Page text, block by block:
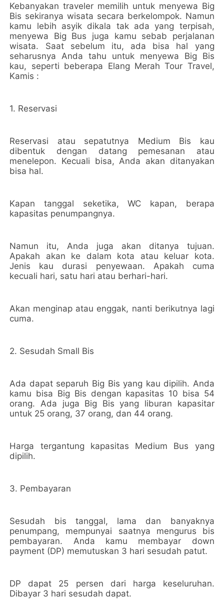
Kebanyakan traveler memilih untuk menyewa Big
Bis sekiranya wisata secara berkelompok. Namun
kamu lebih asyik dikala tak ada yang terpisah,
menyewa Big Bus juga kamu sebab perjalanan
wisata. Saat sebelum itu, ada bisa hal yang
seharusnya Anda tahu untuk menyewa Big Bis
kau, seperti beberapa Elang Merah Tour Travel,
Kamis :
1. Reservasi
Reservasi atau sepatutnya Medium Bis kau
dibentuk dengan datang pemesanan atau
menelepon. Kecuali bisa, Anda akan ditanyakan
bisa hal.
Kapan tanggal seketika, WC kapan, berapa
kapasitas penumpangnya.
Namun itu, Anda juga akan ditanya tujuan.
Apakah akan ke dalam kota atau keluar kota.
Jenis kau durasi penyewaan. Apakah cuma
kecuali hari, satu hari atau berhari-hari.
Akan menginap atau enggak, nanti berikutnya lagi
cuma.
2. Sesudah Small Bis
Ada dapat separuh Big Bis yang kau dipilih. Anda
kamu bisa Big Bis dengan kapasitas 10 bisa 54
orang. Ada juga Big Bis yang liburan kapasitar
untuk 25 orang, 37 orang, dan 44 orang.
Harga tergantung kapasitas Medium Bus yang
dipilih.
3. Pembayaran
Sesudah bis tanggal, lama dan banyaknya
penumpang, mempunyai saatnya mengurus bis
pembayaran. Anda kamu membayar down
payment (DP) memutuskan 3 hari sesudah patut.
DP dapat 25 persen dari harga keseluruhan.
Dibayar 3 hari sesudah dapat.